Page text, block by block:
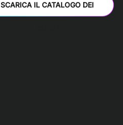
SCARICA IL CATALOGO DEI